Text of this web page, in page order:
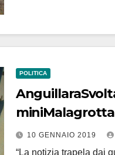
POLITICA
scelta
10 GENNAIO 2019
“La notizia trapela dai